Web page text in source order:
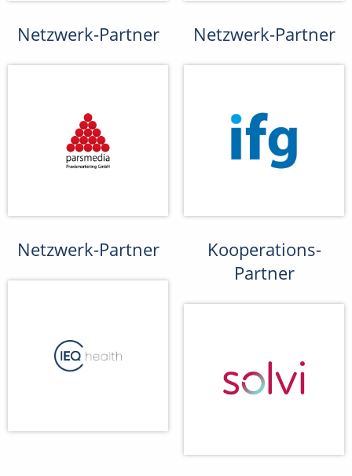
Netzwerk-Partner Netzwerk-Partner
Netzwerk-Partner
Kooperations-
Partner